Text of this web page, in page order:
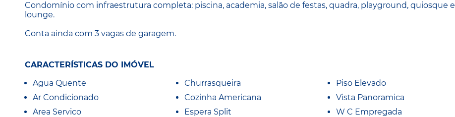
Condomínio com infraestrutura completa: piscina, academia, salão de festas, quadra, playground, quiosque e
lounge.
Conta ainda com 3 vagas de garagem.
CARACTERÍSTICAS DO IMÓVEL
Agua Quente
Ar Condicionado
Area Servico
Churrasqueira
Cozinha Americana
Espera Split
Piso Elevado
Vista Panoramica
W C Empregada